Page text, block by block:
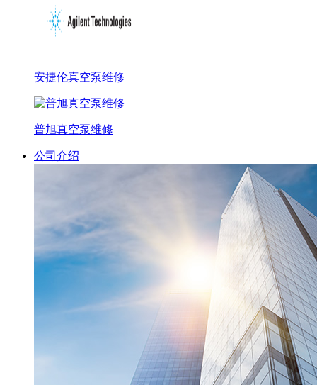
安捷伦真空泵维修
普旭真空泵维修
公司介绍